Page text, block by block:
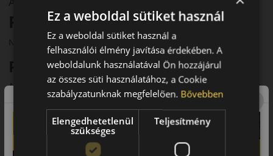
Pirelli Cinturato AllSeason SF3
Négyévszakos személyautó gumi
Prémium biztonság egész évben
A Pirelli Cinturato Allseason SF3 a gyártó legújabb generációs
négyévszakos abroncsa, amely személyautókhoz készült.
Kiváló teljesítményt kínál minden időjárási körülmény között,
különösen havas és nedves utakon.
Ez a weboldal sütiket használ
Ez a weboldal sütiket használ a
felhasználói élmény javítása érdekében. A
weboldalunk használatával Ön hozzájárul
az összes süti használatához, a Cookie
szabályzatunknak megfelelően. Bővebben
Elengedhetetlenül
szükséges
Teljesítmény